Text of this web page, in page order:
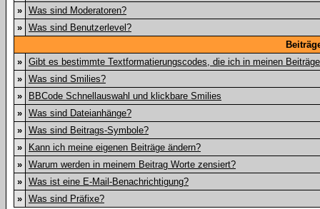
» Was sind Moderatoren?
» Was sind Benutzerlevel?
» Gibt es bestimmte Textformatierungscodes, die ich in meinen
» Was sind Smilies?
»
BBCode Schnellauswahl und klickbare Smilies
» Was sind Dateianhänge?
» Was sind Beitrags-Symbole?
»
Kann ich meine eigenen Beiträge ändern?
» Warum werden in meinem Beitrag Worte zensiert?
» Was ist eine E-Mail-Benachrichtigung?
» Was sind Präfixe?